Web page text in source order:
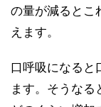
の量が減るとこ
えます。
口呼吸になると
ます。そうなる